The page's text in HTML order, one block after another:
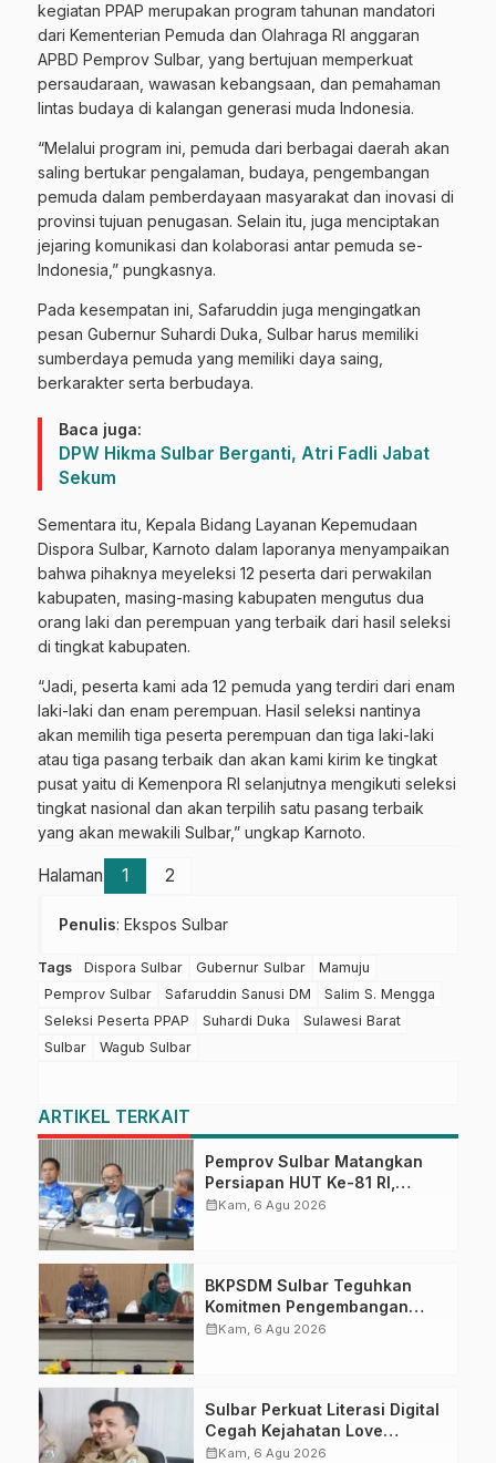
kegiatan PPAP merupakan program tahunan mandatori
dari Kementerian Pemuda dan Olahraga RI anggaran
APBD Pemprov Sulbar, yang bertujuan memperkuat
persaudaraan, wawasan kebangsaan, dan pemahaman
lintas budaya di kalangan generasi muda Indonesia.
“Melalui program ini, pemuda dari berbagai daerah akan
saling bertukar pengalaman, budaya, pengembangan
pemuda dalam pemberdayaan masyarakat dan inovasi di
provinsi tujuan penugasan. Selain itu, juga menciptakan
jejaring komunikasi dan kolaborasi antar pemuda se-
Indonesia,” pungkasnya.
Pada kesempatan ini, Safaruddin juga mengingatkan
pesan Gubernur Suhardi Duka, Sulbar harus memiliki
sumberdaya pemuda yang memiliki daya saing,
berkarakter serta berbudaya.
Baca juga:
DPW Hikma Sulbar Berganti, Atri Fadli Jabat
Sekum
Sementara itu, Kepala Bidang Layanan Kepemudaan
Dispora Sulbar, Karnoto dalam laporanya menyampaikan
bahwa pihaknya meyeleksi 12 peserta dari perwakilan
kabupaten, masing-masing kabupaten mengutus dua
orang laki dan perempuan yang terbaik dari hasil seleksi
di tingkat kabupaten.
“Jadi, peserta kami ada 12 pemuda yang terdiri dari enam
laki-laki dan enam perempuan. Hasil seleksi nantinya
akan memilih tiga peserta perempuan dan tiga laki-laki
atau tiga pasang terbaik dan akan kami kirim ke tingkat
pusat yaitu di Kemenpora RI selanjutnya mengikuti seleksi
tingkat nasional dan akan terpilih satu pasang terbaik
yang akan mewakili Sulbar,” ungkap Karnoto.
Halaman 1 2
Penulis: Ekspos Sulbar
Tags Dispora Sulbar Gubernur Sulbar
Mamuju
Pemprov Sulbar
Safaruddin Sanusi DM
Salim S. Mengga
Seleksi Peserta PPAP
Suhardi Duka
Sulawesi Barat
Sulbar
Wagub Sulbar
ARTIKEL TERKAIT
Pemprov Sulbar Matangkan
Persiapan HUT Ke-81 RI,
Puncak Upacara di Lapangan
calendar_monthKam, 6 Agu 2026
BKPSDM Sulbar Teguhkan
Komitmen Pengembangan
Kompetensi ASN melalui
calendar_monthKam, 6 Agu 2026
Sulbar Perkuat Literasi Digital
Cegah Kejahatan Love
Scamming
calendar_monthKam, 6 Agu 2026